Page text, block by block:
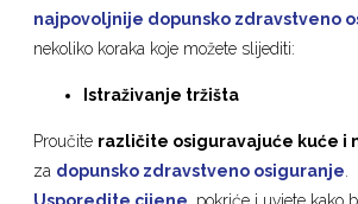
najpovoljnije dopunsko zdravstveno
nekoliko koraka koje možete slijediti:
Istraživanje tržišta
Proučite različite osiguravajuće kuće i
za dopunsko zdravstveno osiguranje
Usporedite cijene, pokriće i uvjete kako